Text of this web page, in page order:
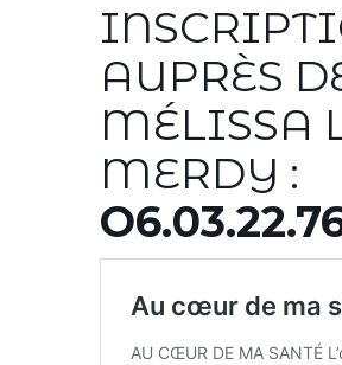
AUPRÈS
MÉLISSA
MERDY :